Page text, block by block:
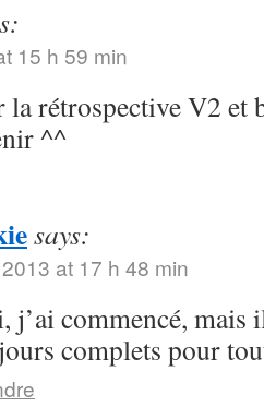
15 h 59 min
rétrospective V2 et
^^
says:
at 17 h 48 min
j’ai commencé, mais
complets pour